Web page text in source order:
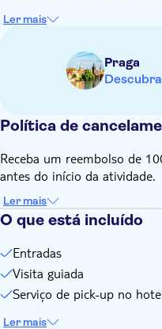
Ler mais
Praga
Política de
Receba um reembolso de
antes do início da atividade.
Ler mais
O que está incluído
Entradas
Visita guiada
Serviço de pick-up no
Ler mais